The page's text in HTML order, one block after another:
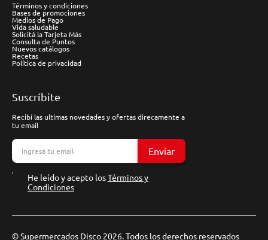
Términos y condiciones
Bases de promociones
Medios de Pago
Vida saludable
Solicitá la Tarjeta Más
Consulta de Puntos
Nuevos catálogos
Recetas
Política de privacidad
Suscríbite
Recibí las ultimas novedades y ofertas direcamente a
tu email
Enviar
He leído y acepto losTérminos y
Condiciones
© Supermercados Disco 2026. Todos los derechos reservados